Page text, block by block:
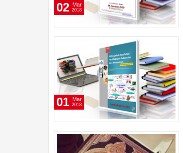
02 Mar
2018
01 Mar
2018